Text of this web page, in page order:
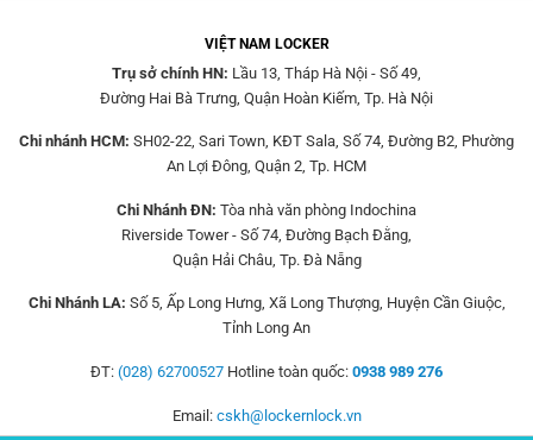
VIỆT NAM LOCKER
Trụ sở chính HN: Lầu 13, Tháp Hà Nội - Số 49,
Đường Hai Bà Trưng, Quận Hoàn Kiếm, Tp. Hà Nội
Chi nhánh HCM: SH02-22, Sari Town, KĐT Sala, Số 74, Đường B2, Phường
An Lợi Đông, Quận 2, Tp. HCM
Chi Nhánh ĐN: Tòa nhà văn phòng Indochina
Riverside Tower - Số 74, Đường Bạch Đằng,
Quận Hải Châu, Tp. Đà Nẵng
Chi Nhánh LA: Số 5, Ấp Long Hưng, Xã Long Thượng, Huyện Cần Giuộc,
Tỉnh Long An
ĐT: (028) 62700527 Hotline toàn quốc: 0938 989 276
Email: cskh@lockernlock.vn